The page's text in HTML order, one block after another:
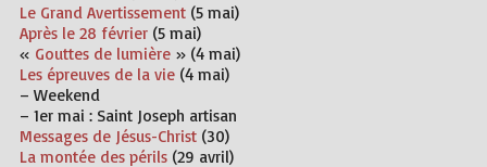
Le Grand Avertissement(5 mai)
Après le 28 février(5 mai)
« Gouttes de lumière» (4 mai)
Les épreuves de la vie(4 mai)
– Weekend
– 1er mai : Saint Joseph artisan
Messages de Jésus-Christ(30)
La montée des périls(29 avril)